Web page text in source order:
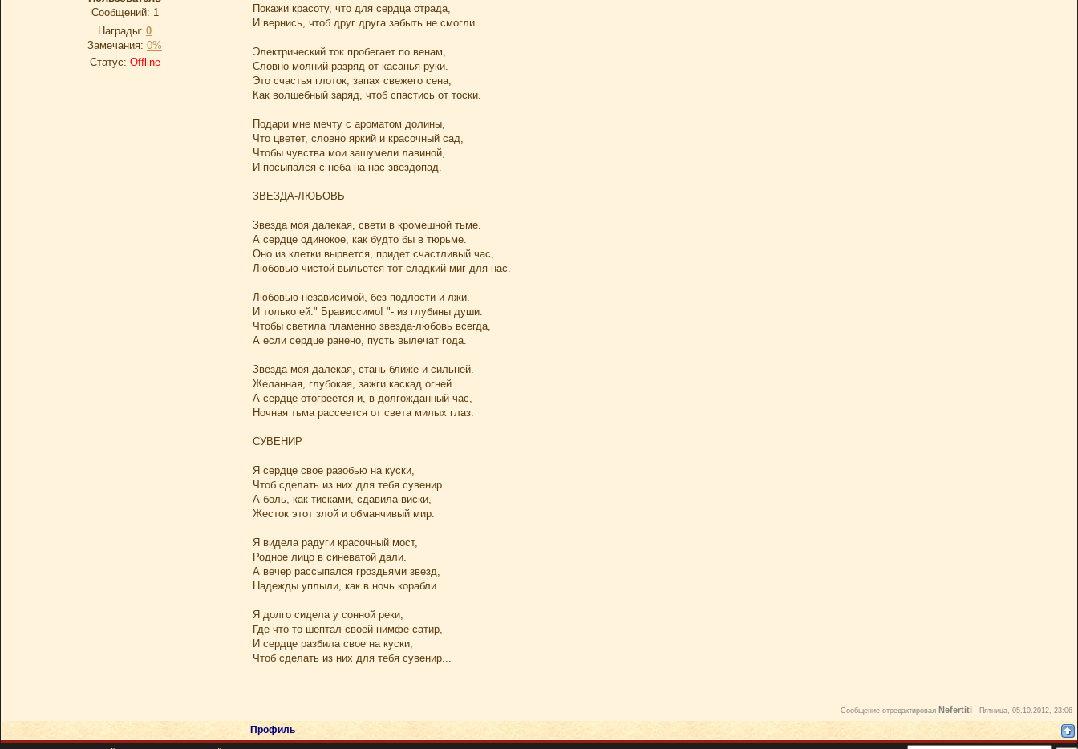
Сообщений: 1
Награды: 0
Замечания: 0%
Статус: Offline
Покажи красоту, что для сердца отрада,
И вернись, чтоб друг друга забыть не смогли.
Электрический ток пробегает по венам,
Словно молний разряд от касанья руки.
Это счастья глоток, запах свежего сена,
Как волшебный заряд, чтоб спастись от тоски.
Подари мне мечту с ароматом долины,
Что цветет, словно яркий и красочный сад,
Чтобы чувства мои зашумели лавиной,
И посыпался с неба на нас звездопад.
ЗВЕЗДА-ЛЮБОВЬ
Звезда моя далекая, свети в кромешной тьме.
А сердце одинокое, как будто бы в тюрьме.
Оно из клетки вырвется, придет счастливый час,
Любовью чистой выльется тот сладкий миг для нас.
Любовью независимой, без подлости и лжи.
И только ей:" Брависсимо! "- из глубины души.
Чтобы светила пламенно звезда-любовь всегда,
А если сердце ранено, пусть вылечат года.
Звезда моя далекая, стань ближе и сильней.
Желанная, глубокая, зажги каскад огней.
А сердце отогреется и, в долгожданный час,
Ночная тьма рассеется от света милых глаз.
СУВЕНИР
Я сердце свое разобью на куски,
Чтоб сделать из них для тебя сувенир.
А боль, как тисками, сдавила виски,
Жесток этот злой и обманчивый мир.
Я видела радуги красочный мост,
Родное лицо в синеватой дали.
А вечер рассыпался гроздьями звезд,
Надежды уплыли, как в ночь корабли.
Я долго сидела у сонной реки,
Где что-то шептал своей нимфе сатир,
И сердце разбила свое на куски,
Чтоб сделать из них для тебя сувенир...
Сообщение отредактировал Nefertiti - Пятница, 05.10.2012, 23:06
Профиль